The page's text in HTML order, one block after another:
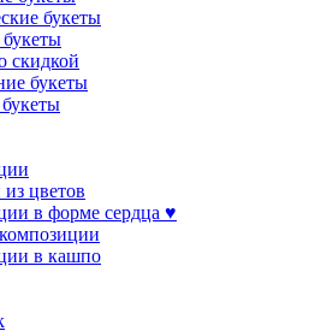
букеты
скидкой
букеты
цветов
в форме сердца ♥
в кашпо